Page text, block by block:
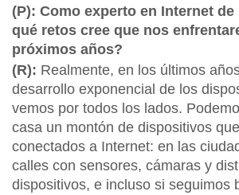
(P): Como experto en Internet de
qué retos cree que nos
próximos años?
(R): Realmente, en los últimos
desarrollo exponencial de los
vemos por todos los lados.
casa un montón de dispositivos
conectados a Internet: en las
calles con sensores, cámaras y
dispositivos, e incluso si seguimos